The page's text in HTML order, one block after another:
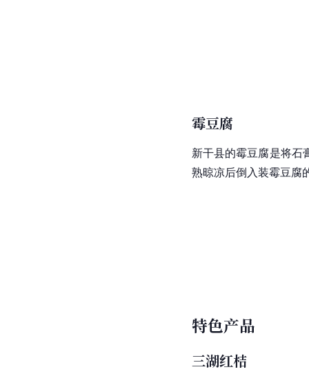
霉豆腐
新干县的霉豆腐是将石
熟晾凉后倒入装霉豆腐
特色产品
三湖红桔